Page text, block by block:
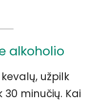
alkoholio
užpilk
minučių. Kai